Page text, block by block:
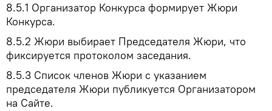
8.5.1 Организатор Конкурса формирует Жюри
Конкурса.
8.5.2 Жюри выбирает Председателя Жюри, что
фиксируется протоколом заседания.
8.5.3 Список членов Жюри с указанием
председателя Жюри публикуется Организатором
на Сайте.